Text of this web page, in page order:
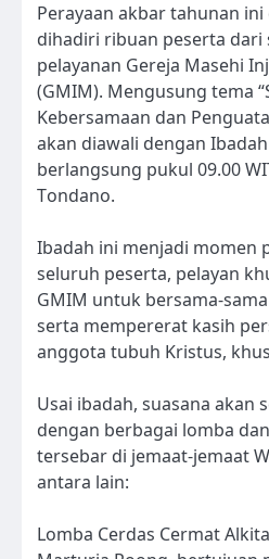
Perayaan akbar tahunan
dihadiri ribuan peserta dari
pelayanan Gereja Masehi
(GMIM). Mengusung tema
Kebersamaan dan
akan diawali dengan
berlangsung pukul 09.00
Tondano.
Ibadah ini menjadi momen
seluruh peserta, pelayan
GMIM untuk bersama-
serta mempererat kasih
anggota tubuh Kristus,
Usai ibadah, suasana akan
dengan berbagai lomba
tersebar di jemaat-jemaat
antara lain:
Lomba Cerdas Cermat